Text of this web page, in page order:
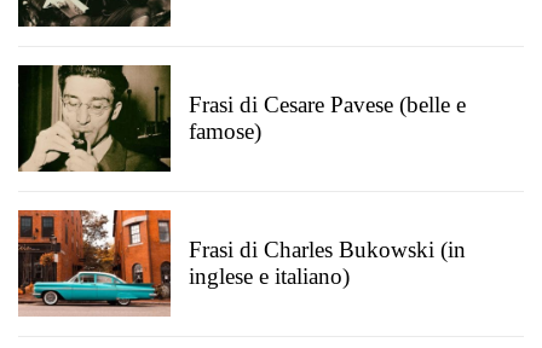
Frasi di Cesare Pavese (belle e
famose)
Frasi di Charles Bukowski (in
inglese e italiano)